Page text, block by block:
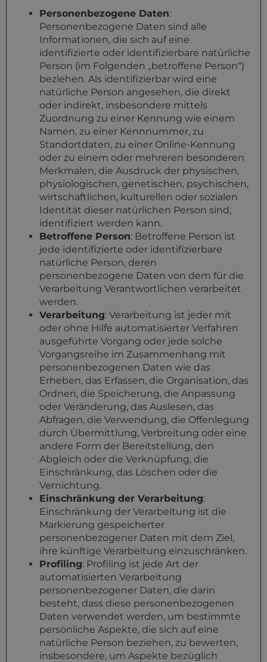
Personenbezogene Daten:
Personenbezogene Daten sind alle
Informationen, die sich auf eine
identifizierte oder identifizierbare natürliche
Person (im Folgenden „betroffene Person“)
beziehen. Als identifizierbar wird eine
natürliche Person angesehen, die direkt
oder indirekt, insbesondere mittels
Zuordnung zu einer Kennung wie einem
Namen, zu einer Kennnummer, zu
Standortdaten, zu einer Online-Kennung
oder zu einem oder mehreren besonderen
Merkmalen, die Ausdruck der physischen,
physiologischen, genetischen, psychischen,
wirtschaftlichen, kulturellen oder sozialen
Identität dieser natürlichen Person sind,
identifiziert werden kann.
Betroffene Person: Betroffene Person ist
jede identifizierte oder identifizierbare
natürliche Person, deren
personenbezogene Daten von dem für die
Verarbeitung Verantwortlichen verarbeitet
werden.
Verarbeitung: Verarbeitung ist jeder mit
oder ohne Hilfe automatisierter Verfahren
ausgeführte Vorgang oder jede solche
Vorgangsreihe im Zusammenhang mit
personenbezogenen Daten wie das
Erheben, das Erfassen, die Organisation, das
Ordnen, die Speicherung, die Anpassung
oder Veränderung, das Auslesen, das
Abfragen, die Verwendung, die Offenlegung
durch Übermittlung, Verbreitung oder eine
andere Form der Bereitstellung, den
Abgleich oder die Verknüpfung, die
Einschränkung, das Löschen oder die
Vernichtung.
Einschränkung der Verarbeitung:
Einschränkung der Verarbeitung ist die
Markierung gespeicherter
personenbezogener Daten mit dem Ziel,
ihre künftige Verarbeitung einzuschränken.
Profiling: Profiling ist jede Art der
automatisierten Verarbeitung
personenbezogener Daten, die darin
besteht, dass diese personenbezogenen
Daten verwendet werden, um bestimmte
persönliche Aspekte, die sich auf eine
natürliche Person beziehen, zu bewerten,
insbesondere, um Aspekte bezüglich